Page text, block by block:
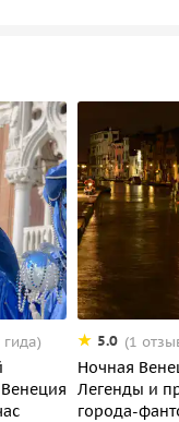
гида) 5.0 (1
Ночная
Легенды и
города-